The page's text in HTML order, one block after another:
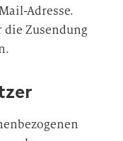
Adresse.
Zusendung